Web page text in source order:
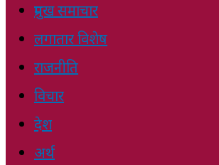
प्रमुख समाचार
लगातार विशेष
राजनीति
विचार
देश
अर्थ